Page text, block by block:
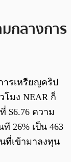
กลางการ
ารเหรียญคริป
มง NEAR ก็
$6.76 ความ
26% เป็น 463
ที่เข้ามาลงทุน